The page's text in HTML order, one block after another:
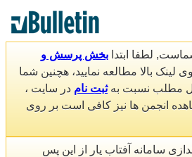
لطفا ابتدا بخش پرسش و
لینک بالا مطالعه نمایید، هچنین شما
مطلب نسبت بهثبت نام در سایت ،
انجمن ها نیز کافی است بر روی
سامانه آفتاب یار از این پس